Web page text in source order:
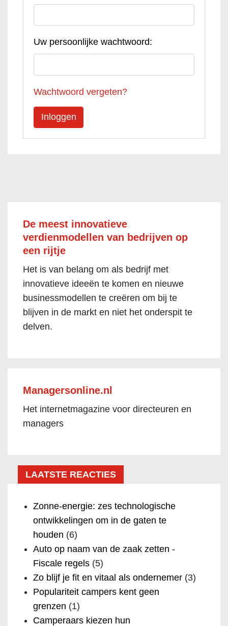
Uw persoonlijke wachtwoord:
Wachtwoord vergeten?
De meest innovatieve
verdienmodellen van bedrijven op
een rijtje
Het is van belang om als bedrijf met
innovatieve ideeën te komen en nieuwe
businessmodellen te creëren om bij te
blijven in de markt en niet het onderspit te
delven.
Managersonline.nl
Het internetmagazine voor directeuren en
managers
LAATSTE REACTIES
Zonne-energie: zes technologische
ontwikkelingen om in de gaten te
houden (6)
Auto op naam van de zaak zetten -
Fiscale regels (5)
Zo blijf je fit en vitaal als ondernemer (3)
Populariteit campers kent geen
grenzen (1)
Camperaars kiezen hun